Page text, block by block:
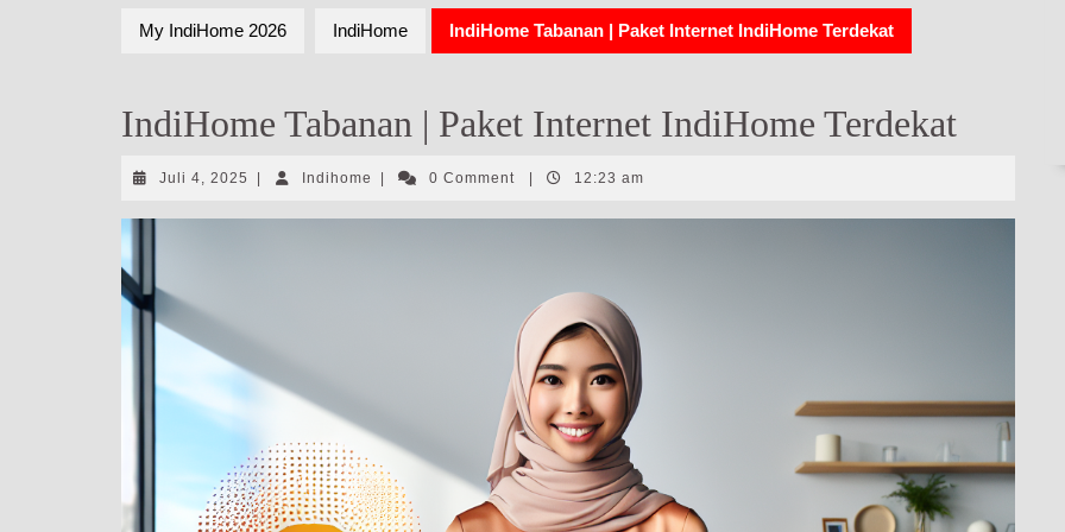
My IndiHome 2026 IndiHome IndiHome Tabanan | Paket Internet IndiHome Terdekat
IndiHome Tabanan | Paket Internet IndiHome Terdekat
Juli 4, 2025 Juli
2025
Indihome Indihome0 Comment 12:23 am